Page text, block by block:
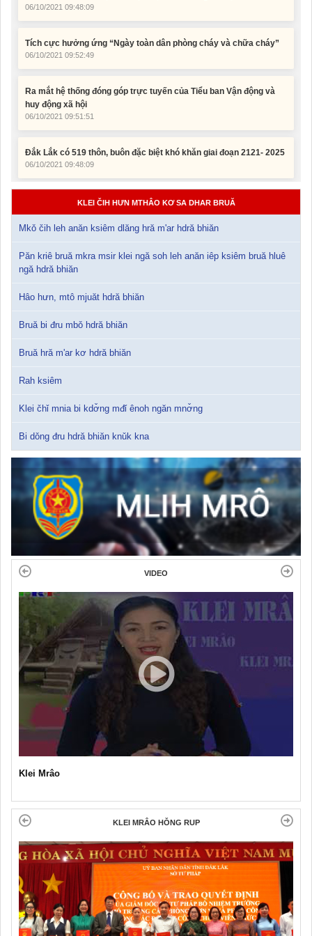
06/10/2021 09:52:49
huy động xã hội
06/10/2021 09:51:51
06/10/2021 09:48:09
KLEI ČIH HƯN MTHÂO KƠ SA DHAR BRUĂ
Mkǒ čih leh anăn ksiêm dlăng hră m'ar hdră bhiăn
Păn kriê bruă mkra msir klei ngă soh leh anăn iêp ksiêm bruă hluê
ngă hdră bhiăn
Hâo hưn, mtô mjuăt hdră bhiăn
Bruă bi đru mbǒ hdră bhiăn
Bruă hră m'ar kơ hdră bhiăn
Rah ksiêm
Klei čhǐ mnia bi kdơ̌ng mđǐ ênoh ngăn mnơ̌ng
Bi dǒng đru hdră bhiăn knǔk kna
VIDEO
Klei Mrâo
KLEI MRÂO HǑNG RUP